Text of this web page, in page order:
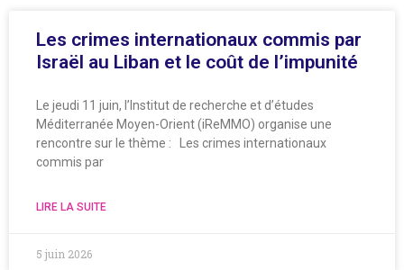
Les crimes internationaux commis par
Israël au Liban et le coût de l’impunité
Le jeudi 11 juin, l’Institut de recherche et d’études
Méditerranée Moyen-Orient (iReMMO) organise une
rencontre sur le thème : Les crimes internationaux
commis par
LIRE LA SUITE
5 juin 2026